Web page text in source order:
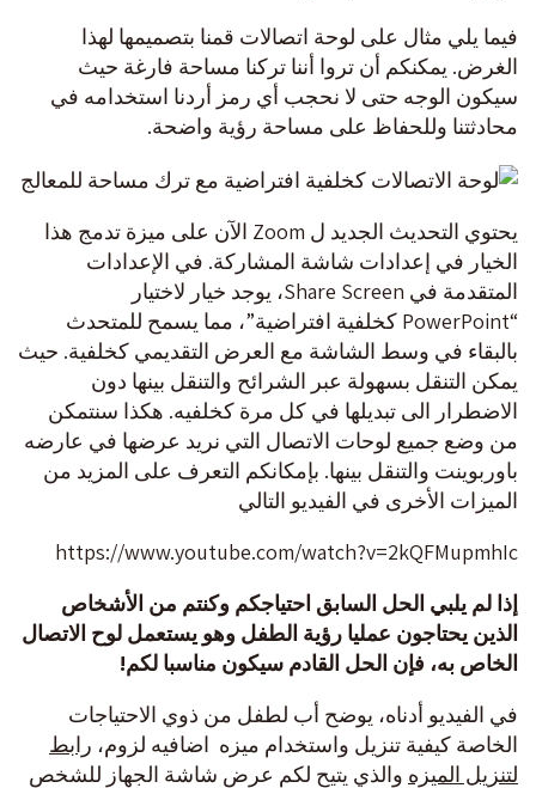
فيما يلي مثال على لوحة اتصالات قمنا بتصميمها لهذا
الغرض. يمكنكم أن تروا أننا تركنا مساحة فارغة حيث
سيكون الوجه حتى لا نحجب أي رمز أردنا استخدامه في
محادثتنا وللحفاظ على مساحة رؤية واضحة.
يحتوي التحديث الجديد ل Zoom الآن على ميزة تدمج هذا
الخيار في إعدادات شاشة المشاركة. في الإعدادات
المتقدمة في Share Screen، يوجد خيار لاختيار
“PowerPoint كخلفية افتراضية”، مما يسمح للمتحدث
بالبقاء في وسط الشاشة مع العرض التقديمي كخلفية. حيث
يمكن التنقل بسهولة عبر الشرائح والتنقل بينها دون
الاضطرار الى تبديلها في كل مرة كخلفيه. هكذا سنتمكن
من وضع جميع لوحات الاتصال التي نريد عرضها في عارضه
باوربوينت والتنقل بينها. بإمكانكم التعرف على المزيد من
الميزات الأخرى في الفيديو التالي
https://www.youtube.com/watch?v=2kQFMupmhIc
إذا لم يلبي الحل السابق احتياجكم وكنتم من الأشخاص
الذين يحتاجون عمليا رؤية الطفل وهو يستعمل لوح الاتصال
الخاص به، فإن الحل القادم سيكون مناسبا لكم!
في الفيديو أدناه، يوضح أب لطفل من ذوي الاحتياجات
الخاصة كيفية تنزيل واستخدام ميزه اضافيه لزوم، رابط
لتنزيل الميزه والذي يتيح لكم عرض شاشة الجهاز للشخص